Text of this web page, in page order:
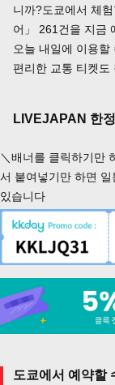
니까?도쿄에서 체
어」 261건을 지금
오늘 내일에 이용
편리한 교통 티켓도
LIVEJAPAN 한
＼배너를 클릭하기만
서 붙여넣기만 하면 일
있습니다
도쿄에서 예약할